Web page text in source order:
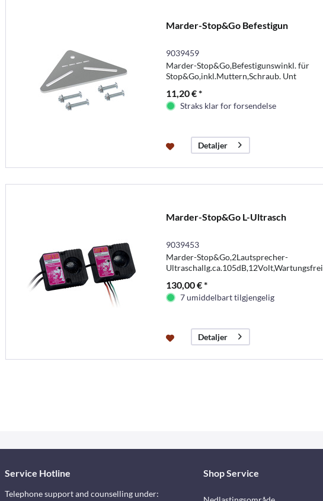
Marder-Stop&Go Befestigun
9039459
Marder-Stop&Go,Befestigunswinkl. für
Stop&Go,inkl.Muttern,Schraub. Unt
11,20 € *
Straks klar for forsendelse
Detaljer
Marder-Stop&Go L-Ultrasch
9039453
Marder-Stop&Go,2Lautsprecher-
Ultraschallg.ca.105dB,12Volt,Wartungsfrei
130,00 € *
7 umiddelbart tilgjengelig
Detaljer
Service Hotline
Telephone support and counselling under:
Shop Service